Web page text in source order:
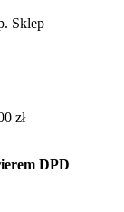
Sklep
zł
DPD